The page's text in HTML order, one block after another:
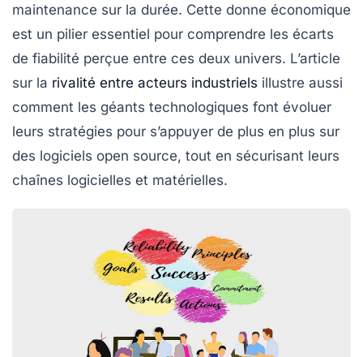
maintenance sur la durée. Cette donne économique
est un pilier essentiel pour comprendre les écarts
de fiabilité perçue entre ces deux univers. L’article
sur la rivalité entre acteurs industriels illustre aussi
comment les géants technologiques font évoluer
leurs stratégies pour s’appuyer de plus en plus sur
des logiciels open source, tout en sécurisant leurs
chaînes logicielles et matérielles.